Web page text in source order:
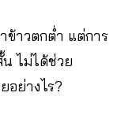
าวตกต่ำ แต่การ
ไม่ได้ช่วย
อย่างไร?